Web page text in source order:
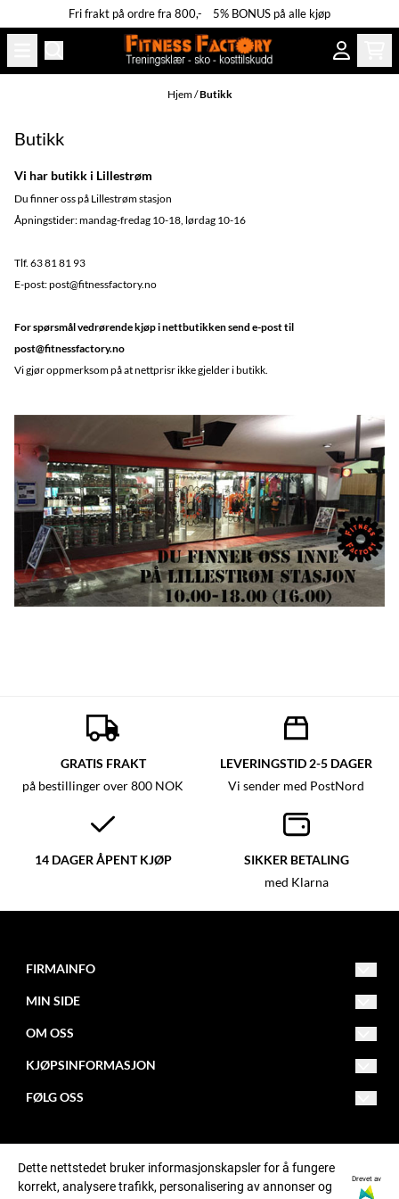
Hopp til innholdFri frakt på ordre fra 800,- 5% BONUS på alle kjøp
Hjem/Butikk
Butikk
Vi har butikk i Lillestrøm
Du finner oss på Lillestrøm stasjon
Åpningstider: mandag-fredag 10-18, lørdag 10-16
Tlf. 63 81 81 93
E-post:post@fitnessfactory.no
For spørsmål vedrørende kjøp i nettbutikken send e-post til
post@fitnessfactory.no
Vi gjør oppmerksom på at nettprisr ikke gjelder i butikk.
GRATIS FRAKT
på bestillinger over 800 NOK
LEVERINGSTID 2-5 DAGER
Vi sender med PostNord
14 DAGER ÅPENT KJØP SIKKER BETALING
med Klarna
FIRMAINFO
post@fitnessfactory.no
Org.nr. 950642041
Fitness Factory
0902 Oslo
MIN SIDE
Opprett konto
Logg inn
OM OSS
Om oss
Butikk
Kontakt oss
Bonusprogram
KJØPSINFORMASJON
Levering
Betaling
FØLG OSS
Instagram
Dette nettstedet bruker informasjonskapsler for å fungere
korrekt, analysere trafikk, personalisering av annonser og
Drevet av